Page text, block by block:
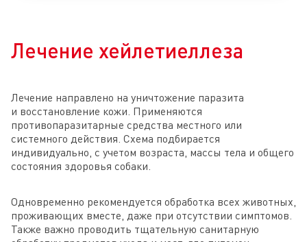
Лечение хейлетиеллеза
Лечение направлено на уничтожение паразита
и восстановление кожи. Применяются
противопаразитарные средства местного или
системного действия. Схема подбирается
индивидуально, с учетом возраста, массы тела и общего
состояния здоровья собаки.
Одновременно рекомендуется обработка всех животных,
проживающих вместе, даже при отсутствии симптомов.
Также важно проводить тщательную санитарную